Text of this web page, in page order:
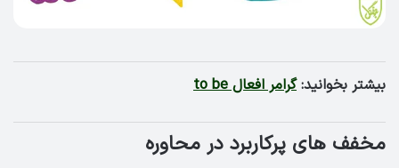
بیشتر بخوانید:گرامر افعال to be
مخفف های پرکاربرد در محاوره